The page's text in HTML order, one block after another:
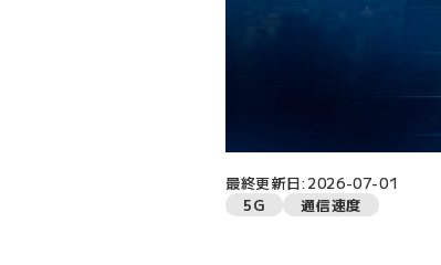
最終更新日:2026-07-01
5G
通信速度